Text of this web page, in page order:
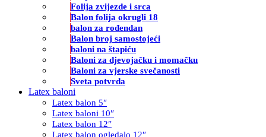
Folija zvijezde i srca
Balon folija okrugli 18
balon za rođendan
Balon broj samostojeći
baloni na štapiću
Baloni za djevojačku i momačku
Baloni za vjerske svečanosti
Sveta potvrda
Latex baloni
Latex balon 5″
Latex baloni 10″
Latex balon 12″
Latex balon ogledalo 12″